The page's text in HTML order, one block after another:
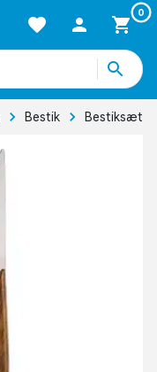
0
Bestik Bestiksæt